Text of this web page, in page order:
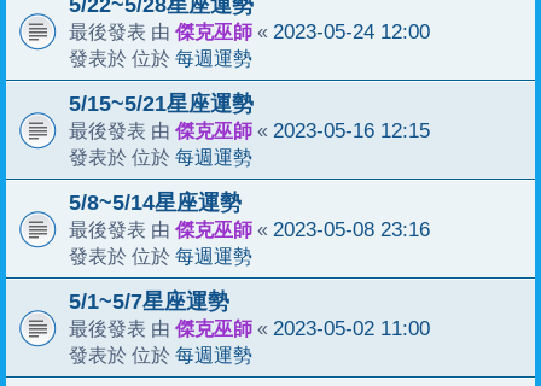
最後發表 由 傑克巫師 « 2023-05-24 12:00
發表於 位於 每週運勢
5/15~5/21星座運勢
最後發表 由 傑克巫師 « 2023-05-16 12:15
發表於 位於 每週運勢
5/8~5/14星座運勢
最後發表 由 傑克巫師 « 2023-05-08 23:16
發表於 位於 每週運勢
5/1~5/7星座運勢
最後發表 由 傑克巫師 « 2023-05-02 11:00
發表於 位於 每週運勢